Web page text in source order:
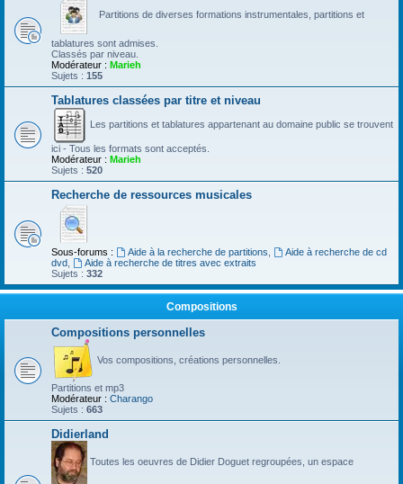
Partitions de diverses formations instrumentales, partitions et
tablatures sont admises.
Classés par niveau.
Modérateur : Marieh
Sujets : 155
Tablatures classées par titre et niveau
Les partitions et tablatures appartenant au domaine public se trouvent
ici - Tous les formats sont acceptés.
Modérateur : Marieh
Sujets : 520
Recherche de ressources musicales
Sous-forums : Aide à la recherche de partitions
Aide à recherche de cd
dvd
Aide à recherche de titres avec extraits
Sujets : 332
Compositions
Compositions personnelles
Vos compositions, créations personnelles.
Partitions et mp3
Modérateur : Charango
Sujets : 663
Didierland
Toutes les oeuvres de Didier Doguet regroupées, un espace